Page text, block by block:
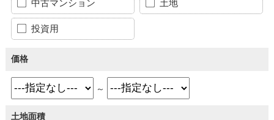
中古マンション 土地
投資用
価格
～
土地面積